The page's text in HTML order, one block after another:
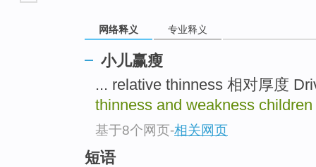
网络释义 专业释义
小儿赢瘦
... relative thinness 相对厚度
thinness and weakness children
基于8个网页-相关网页
短语